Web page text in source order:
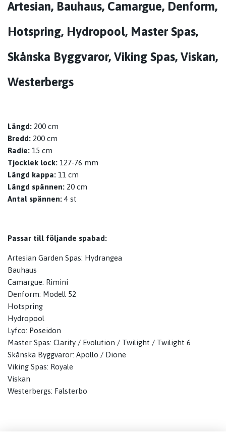
Artesian, Bauhaus, Camargue, Denform,
Hotspring, Hydropool, Master Spas,
Skånska Byggvaror, Viking Spas, Viskan,
Westerbergs
Längd: 200 cm
Bredd: 200 cm
Radie: 15 cm
Tjocklek lock: 127-76 mm
Längd kappa: 11 cm
Längd spännen: 20 cm
Antal spännen:4 st
Passar till följande spabad:
Artesian Garden Spas: Hydrangea
Bauhaus
Camargue: Rimini
Denform: Modell 52
Hotspring
Hydropool
Lyfco: Poseidon
Master Spas: Clarity / Evolution / Twilight / Twilight 6
Skånska Byggvaror: Apollo / Dione
Viking Spas: Royale
Viskan
Westerbergs: Falsterbo